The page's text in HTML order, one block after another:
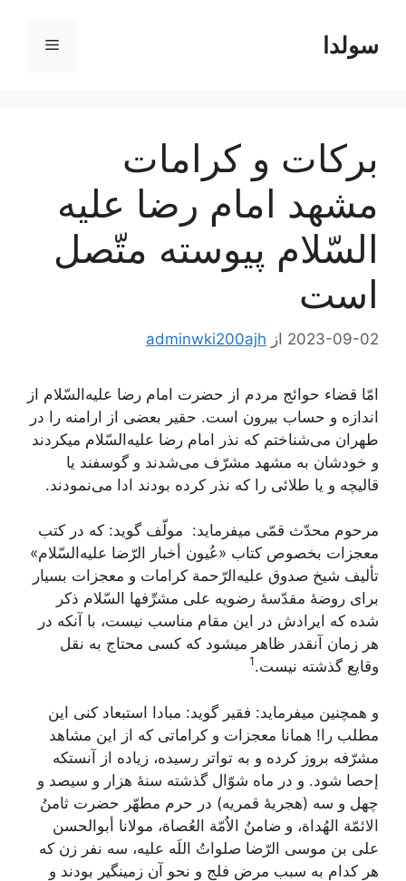
محتواسولدا فهرست
بركات‌ و كرامات‌
مشهد امام‌ رضا عليه‌
السّلام‌ پيوسته‌ متّصل‌
است‌
2023-09-02 از adminwki200ajh
امّا قضاء حوائج‌ مردم‌ از حضرت‌ امام‌ رضا علیه‌السّلام‌ از
اندازه‌ و حساب‌ بیرون‌ است‌. حقیر بعضی‌ از ارامنه‌ را در
طهران‌ می‌شناختم‌ که‌ نذر امام‌ رضا علیه‌السّلام‌ میکردند
و خودشان‌ به‌ مشهد مشرّف‌ می‌شدند و گوسفند یا
قالیچه‌ و یا طلائی‌ را که‌ نذر کرده‌ بودند ادا می‌نمودند.
مرحوم‌ محدّث‌ قمّی‌ میفرماید: ‎ مولّف‌ گوید: که‌ در کتب‌
معجزات‌ بخصوص‌ کتاب‌ «عُیون‌ أخبار الرّضا علیه‌السّلام‌»
تألیف‌ شیخ‌ صدوق‌ علیه‌الرّحمة‌ کرامات‌ و معجزات‌ بسیار
برای‌ روضۀ مقدّسۀ رضویه‌ علی‌ مشرِّفها السّلام‌ ذکر
شده‌ که‌ ایرادش‌ در این‌ مقام‌ مناسب‌ نیست‌، با آنکه‌ در
هر زمان‌ آنقدر ظاهر میشود که‌ کسی‌ محتاج‌ به‌ نقل‌
وقایع‌ گذشته‌ نیست‌.1
و همچنین‌ میفرماید: فقیر گوید: مبادا استبعاد کنی‌ این‌
مطلب‌ را! همانا معجزات‌ و کراماتی‌ که‌ از این‌ مشاهد
مشرّفه‌ بروز کرده‌ و به‌ تواتر رسیده‌، زیاده‌ از آنستکه‌
إحصا شود. و در ماه‌ شوّال‌ گذشته‌ سنۀ هزار و سیصد و
چهل‌ و سه‌ (هجریۀ قمریه‌) در حرم‌ مطهّر حضرت‌ ثامنُ
الائمّة‌ الهُداة‌، و ضامنُ الاُمّة‌ العُصاة‌، مولانا أبوالحسن‌
علی بن‌ موسی‌ الرّضا صلواتُ اللَه‌ علیه‌، سه‌ نفر زن‌ که‌
هر کدام‌ به‌ سبب‌ مرض‌ فلج‌ و نحو آن‌ زمینگیر بودند و